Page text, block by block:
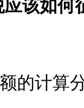
该如何
计算